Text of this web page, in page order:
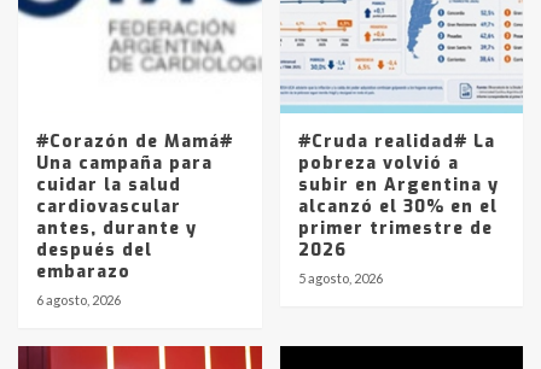
Los precios de los combustibles en
La Pampa, desde YPF hasta Axion
entre 857 a 1338 pesos
#Corazón de Mamá#
Una campaña para
cuidar la salud
cardiovascular
antes, durante y
después del
embarazo
6 agosto, 2026
#Cruda realidad# La
pobreza volvió a
subir en Argentina y
alcanzó el 30% en el
primer trimestre de
2026
5 agosto, 2026